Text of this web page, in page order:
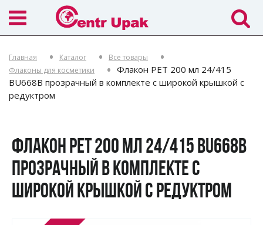
Главная Каталог
Все товары
Флаконы для косметики
Флакон PET 200 мл 24/415
BU668B прозрачный в комплекте с широкой крышкой с
редуктром
ФЛАКОН PET 200 МЛ 24/415 BU668B
ПРОЗРАЧНЫЙ В КОМПЛЕКТЕ С
ШИРОКОЙ КРЫШКОЙ С РЕДУКТРОМ